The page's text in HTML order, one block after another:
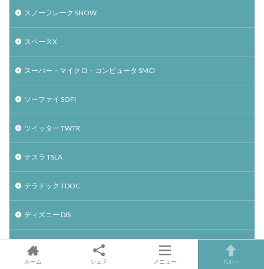
スノーフレーク SNOW
スペースX
スーパー・マイクロ・コンピュータ SMCI
ソーファイ SOFI
ツイッター TWTR
テスラ TSLA
テラドック TDOC
ディズニー DIS
デジタルオーシャン DOCN
ホーム シェア メニュー TOPへ